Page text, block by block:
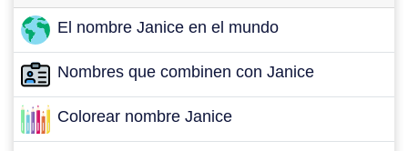
El nombre Janice en el mundo
Nombres que combinen con Janice
Colorear nombre Janice